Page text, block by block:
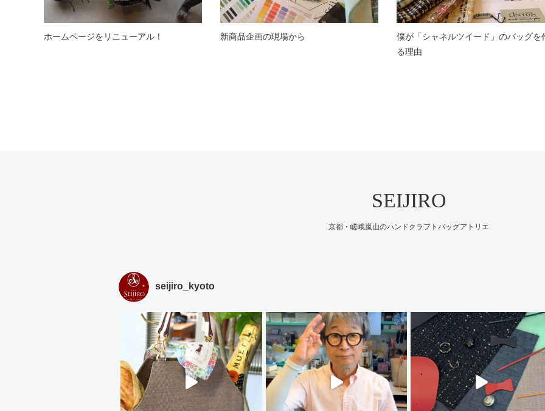
ホームページをリニューアル！ 新商品企画の現場から
僕が「シャネルツイード」のバッグを
る理由
SEIJIRO
京都・嵯峨嵐山のハンドクラフトバッグアトリエ
seijiro_kyoto